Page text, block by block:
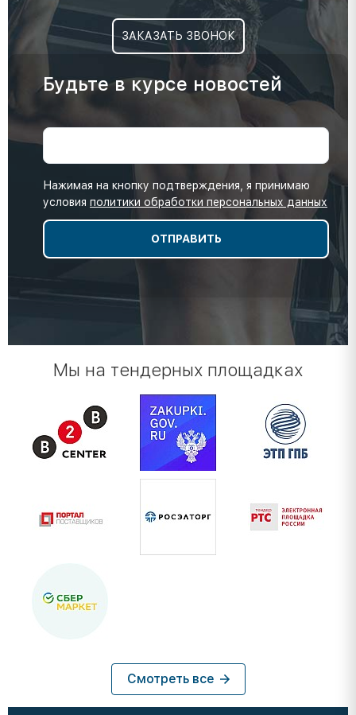
ЗАКАЗАТЬ ЗВОНОК
Будьте в курсе новостей
Нажимая на кнопку подтверждения, я принимаю
условия политики обработки персональных данных
Мы на тендерных площадках
Смотреть все